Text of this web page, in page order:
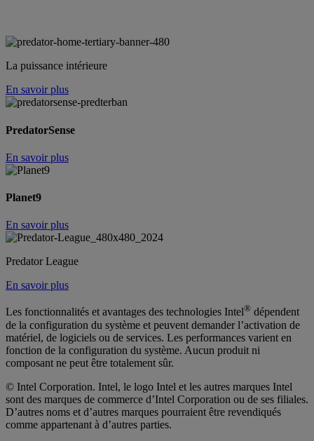
La puissance intérieure
En savoir plus
PredatorSense
En savoir plus
Planet9
En savoir plus
Predator League
En savoir plus
Les fonctionnalités et avantages des technologies Intel® dépendent
de la configuration du système et peuvent demander l’activation de
matériel, de logiciels ou de services. Les performances varient en
fonction de la configuration du système. Aucun produit ni
composant ne peut être totalement sûr.
© Intel Corporation. Intel, le logo Intel et les autres marques Intel
sont des marques de commerce d’Intel Corporation ou de ses filiales.
D’autres noms et d’autres marques pourraient être revendiqués
comme appartenant à d’autres parties.